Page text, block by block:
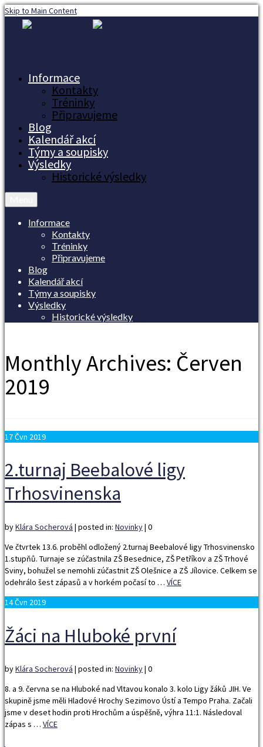
Skip to Main Content
Informace
Kontakty
Tréninky
Připravujeme
Blog
Kalendář akcí
Týmy a soupisky
Výsledky
Historické výsledky
Informace
Kontakty
Tréninky
Připravujeme
Blog
Kalendář akcí
Týmy a soupisky
Výsledky
Historické výsledky
Monthly Archives: Červen
2019
17Čvn 2019
2.turnaj Beebalové ligy
Trhosvinenska
byKlára Socherová | posted in: Novinky| 0
Ve čtvrtek 13.6. proběhl odložený 2.turnaj Beebalové ligy Trhosvinensko
1.stupňů. Turnaje se zúčastnila ZŠ Besednice, ZŠ Petříkov a ZŠ Trhové
Sviny, bohužel se nemohli zúčastnit ZŠ Olešnice a ZŠ Jílovice. Celkem se
odehrálo šest zápasů a v horkém počasí to … VÍCE
14Čvn 2019
Žáci na Hluboké první
byKlára Socherová | posted in: Novinky| 0
8. a 9. června se na Hluboké nad Vltavou konalo 3. kolo Ligy žáků JIH. Ve
skupině jsme měli Hladové Hrochy Sezimovo Ústí a Tempo Praha. Začali
jsme v deset hodin proti Hrochům a úspěšně, výhra 11:1. Následoval
zápas s … VÍCE